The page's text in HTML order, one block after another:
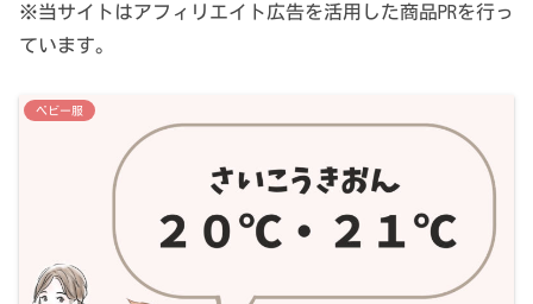
※当サイトはアフィリエイト広告を活用した商品PRを行っ
ています。
ベビー服